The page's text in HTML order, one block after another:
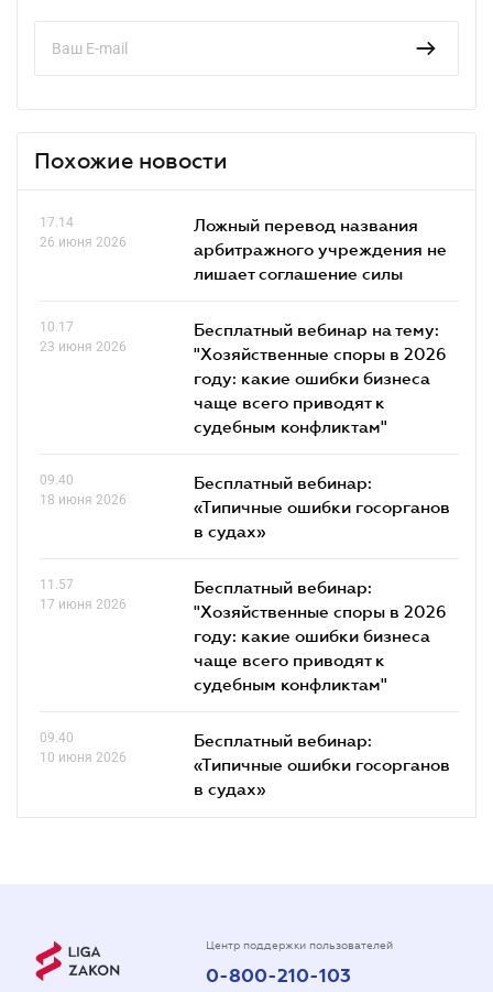
Похожие новости
17.14
26 июня 2026
Ложный перевод названия
арбитражного учреждения не
лишает соглашение силы
10.17
23 июня 2026
Бесплатный вебинар на тему:
"Хозяйственные споры в 2026
году: какие ошибки бизнеса
чаще всего приводят к
судебным конфликтам"
09.40
18 июня 2026
Бесплатный вебинар:
«Типичные ошибки госорганов
в судах»
11.57
17 июня 2026
Бесплатный вебинар:
"Хозяйственные споры в 2026
году: какие ошибки бизнеса
чаще всего приводят к
судебным конфликтам"
09.40
10 июня 2026
Бесплатный вебинар:
«Типичные ошибки госорганов
в судах»
Центр поддержки пользователей
0-800-210-103